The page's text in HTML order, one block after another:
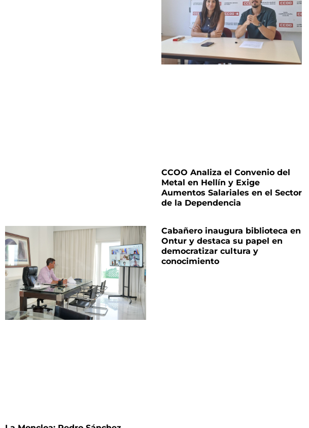
CCOO Analiza el Convenio del
Metal en Hellín y Exige
Aumentos Salariales en el Sector
de la Dependencia
Cabañero inaugura biblioteca en
Ontur y destaca su papel en
democratizar cultura y
conocimiento